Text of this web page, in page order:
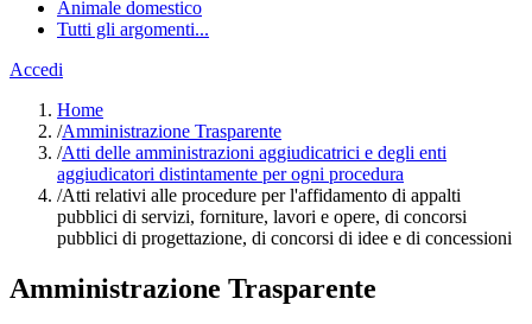
Animale domestico
Tutti gli argomenti...
Accedi
Home
/Amministrazione Trasparente
/Atti delle amministrazioni aggiudicatrici e degli enti
aggiudicatori distintamente per ogni procedura
/Atti relativi alle procedure per l'affidamento di appalti
pubblici di servizi, forniture, lavori e opere, di concorsi
pubblici di progettazione, di concorsi di idee e di concessioni
Amministrazione Trasparente